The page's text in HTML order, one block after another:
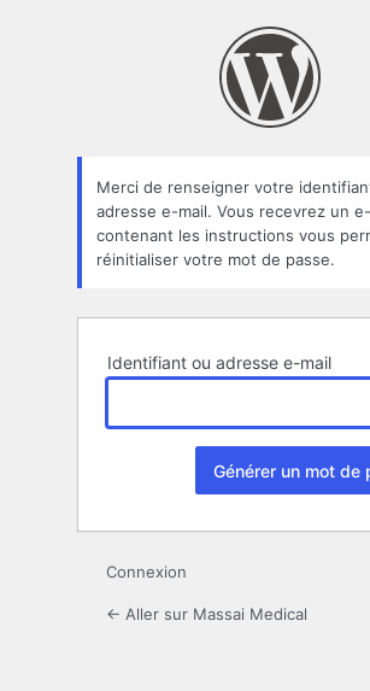
oublié
Merci de renseigner votre
adresse e-mail. Vous recevrez un
contenant les instructions vous
réinitialiser votre mot de passe.
Identifiant ou adresse e-mail
Connexion
← Aller sur Massai Medical